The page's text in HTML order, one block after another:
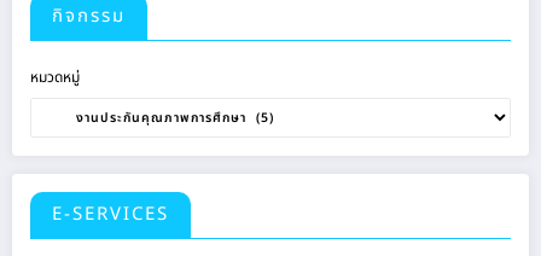
กิจกรรม
หมวดหมู่
E-SERVICES